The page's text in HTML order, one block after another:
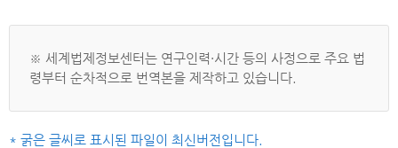
※ 세계법제정보센터는 연구인력·시간 등의 사정으로 주요 법
령부터 순차적으로 번역본을 제작하고 있습니다.
* 굵은 글씨로 표시된 파일이 최신버전입니다.